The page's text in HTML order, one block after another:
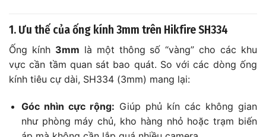
1. Ưu thế của ống kính 3mm trên Hikfire SH334
Ống kính 3mm là một thông số “vàng” cho các khu
vực cần tầm quan sát bao quát. So với các dòng ống
kính tiêu cự dài, SH334 (3mm) mang lại:
Góc nhìn cực rộng: Giúp phủ kín các không gian
như phòng máy chủ, kho hàng nhỏ hoặc trạm biến